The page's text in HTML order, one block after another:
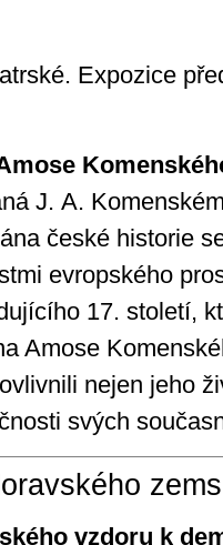
Expozice
J. A.
české historie
evropského
17. století,
Amose
nejen jeho
svých
vzdoru k